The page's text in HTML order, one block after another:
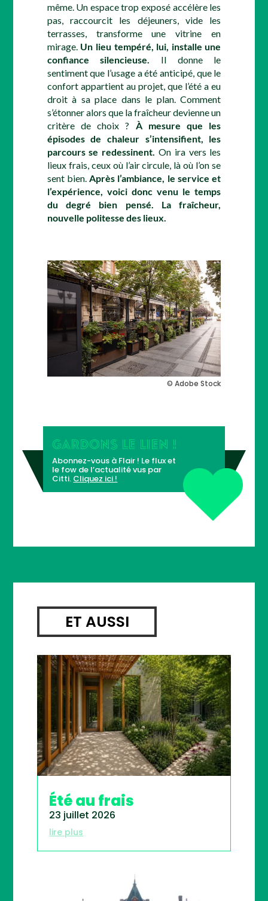
même. Un espace trop exposé accélère les
pas, raccourcit les déjeuners, vide les
terrasses, transforme une vitrine en
mirage. Un lieu tempéré, lui, installe une
confiance silencieuse. Il donne le
sentiment que l’usage a été anticipé, que le
confort appartient au projet, que l’été a eu
droit à sa place dans le plan. Comment
s’étonner alors que la fraîcheur devienne un
critère de choix ? À mesure que les
épisodes de chaleur s’intensifient, les
parcours se redessinent. On ira vers les
lieux frais, ceux où l’air circule, là où l’on se
sent bien.Après l’ambiance, le service et
l’expérience, voici donc venu le temps
du degré bien pensé. La fraîcheur,
nouvelle politesse des lieux.
© Adobe Stock
GARDONS LE LIEN !
Abonnez-vous à Flair ! Le flux et
le fow de l’actualité vus par
Citti. Cliquez ici !
ET AUSSI
Été au frais
23 juillet 2026
lire plus